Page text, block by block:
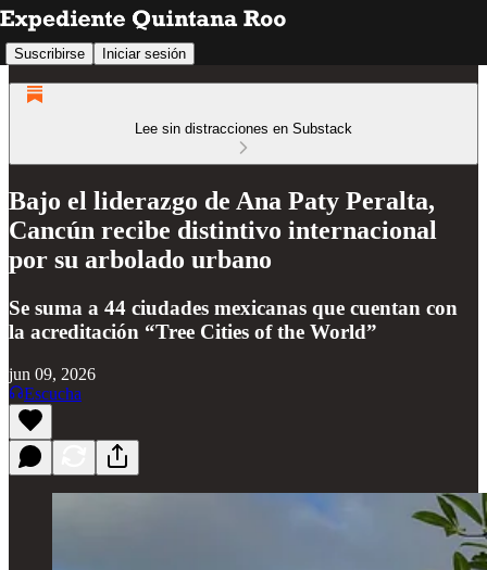
Suscribirse Iniciar sesión
Lee sin distracciones en Substack
Bajo el liderazgo de Ana Paty Peralta,
Cancún recibe distintivo internacional
por su arbolado urbano
Se suma a 44 ciudades mexicanas que cuentan con
la acreditación “Tree Cities of the World”
jun 09, 2026
Escucha